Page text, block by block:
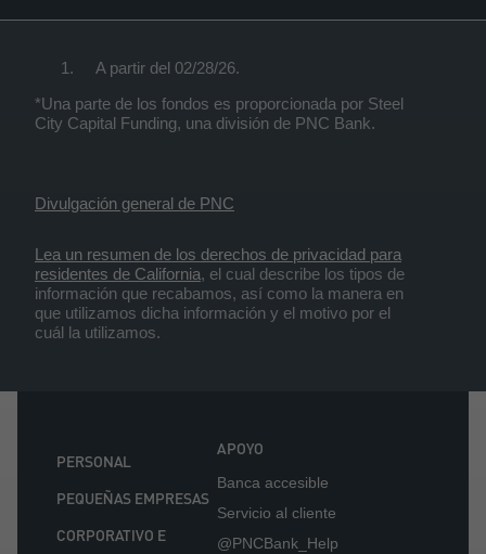
A partir del 02/28/26.
*Una parte de los fondos es proporcionada por Steel
City Capital Funding, una división de PNC Bank.
Divulgación general de PNC
Lea un resumen de los derechos de privacidad para
residentes de California, el cual describe los tipos de
información que recabamos, así como la manera en
que utilizamos dicha información y el motivo por el
cuál la utilizamos.
PERSONAL
PEQUEÑAS EMPRESAS
CORPORATIVO E
APOYO
Banca accesible
Servicio al cliente
@PNCBank_Help